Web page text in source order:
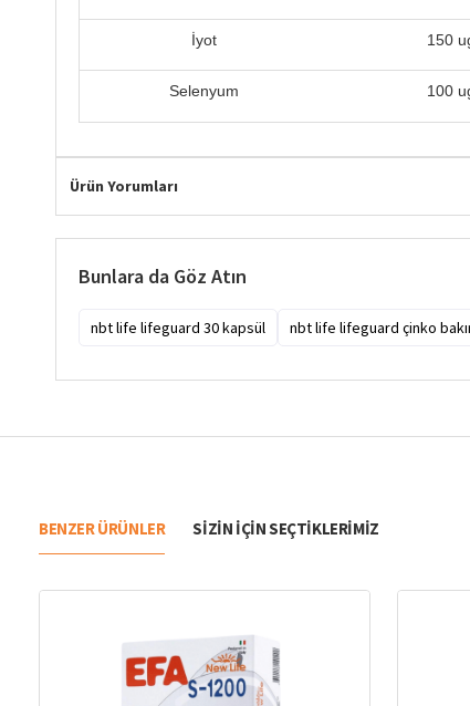
İyot 150
Selenyum 100
Ürün Yorumları
Bunlara da Göz Atın
nbt life lifeguard 30 kapsül nbt life lifeguard çinko
BENZER ÜRÜNLER SIZIN IÇIN SEÇTIKLERIMIZ